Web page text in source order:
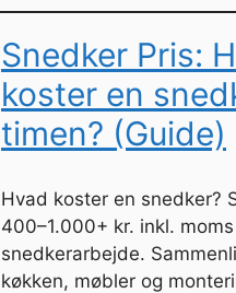
Snedker Pris:
koster en
timen? (Guide)
Hvad koster en snedker?
400–1.000+ kr. inkl.
snedkerarbejde.
køkken, møbler og